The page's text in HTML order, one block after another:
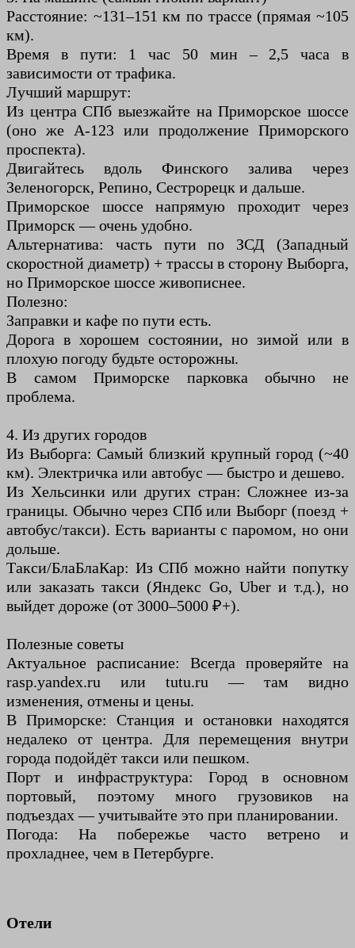
Расстояние: ~131–151 км по трассе (прямая ~105
км).
Время в пути: 1 час 50 мин – 2,5 часа в
зависимости от трафика.
Лучший маршрут:
Из центра СПб выезжайте на Приморское шоссе
(оно же А-123 или продолжение Приморского
проспекта).
Двигайтесь вдоль Финского залива через
Зеленогорск, Репино, Сестрорецк и дальше.
Приморское шоссе напрямую проходит через
Приморск — очень удобно.
Альтернатива: часть пути по ЗСД (Западный
скоростной диаметр) + трассы в сторону Выборга,
но Приморское шоссе живописнее.
Полезно:
Заправки и кафе по пути есть.
Дорога в хорошем состоянии, но зимой или в
плохую погоду будьте осторожны.
В самом Приморске парковка обычно не
проблема.
4. Из других городов
Из Выборга: Самый близкий крупный город (~40
км). Электричка или автобус — быстро и дешево.
Из Хельсинки или других стран: Сложнее из-за
границы. Обычно через СПб или Выборг (поезд +
автобус/такси). Есть варианты с паромом, но они
дольше.
Такси/БлаБлаКар: Из СПб можно найти попутку
или заказать такси (Яндекс Go, Uber и т.д.), но
выйдет дороже (от 3000–5000 ₽+).
Полезные советы
Актуальное расписание: Всегда проверяйте на
rasp.yandex.ru или tutu.ru — там видно
изменения, отмены и цены.
В Приморске: Станция и остановки находятся
недалеко от центра. Для перемещения внутри
города подойдёт такси или пешком.
Порт и инфраструктура: Город в основном
портовый, поэтому много грузовиков на
подъездах — учитывайте это при планировании.
Погода: На побережье часто ветрено и
прохладнее, чем в Петербурге.
Отели